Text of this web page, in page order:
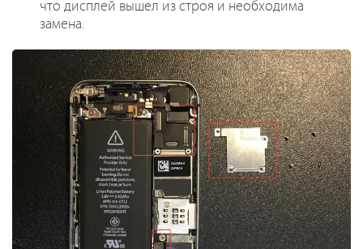
что дисплей вышел из строя и необходима
замена.